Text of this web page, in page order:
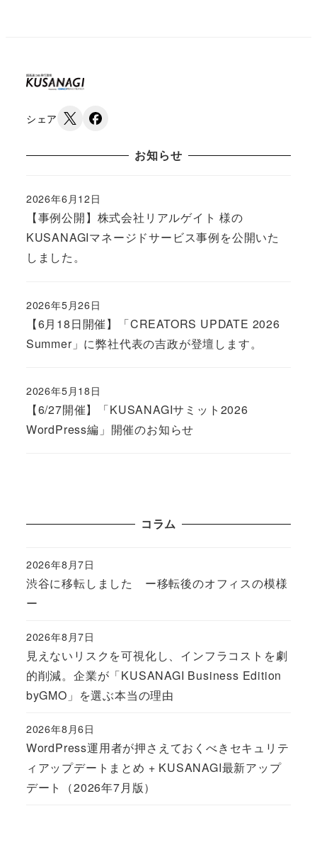
シェア
お知らせ
【事例公開】株式会社リアルゲイト 様の
KUSANAGIマネージドサービス事例を公開いた
しました。
Published
2026年6月12日
【6月18日開催】「CREATORS UPDATE 2026
Summer」に弊社代表の吉政が登壇します。
Published
2026年5月26日
【6/27開催】「KUSANAGIサミット2026
WordPress編」開催のお知らせ
Published
2026年5月18日
コラム
渋谷に移転しました ー移転後のオフィスの模様
ー
Published
2026年8月7日
見えないリスクを可視化し、インフラコストを劇
的削減。企業が「KUSANAGI Business Edition
byGMO」を選ぶ本当の理由
Published
2026年8月7日
WordPress運用者が押さえておくべきセキュリテ
ィアップデートまとめ + KUSANAGI最新アップ
デート（2026年7月版）
Published
2026年8月6日